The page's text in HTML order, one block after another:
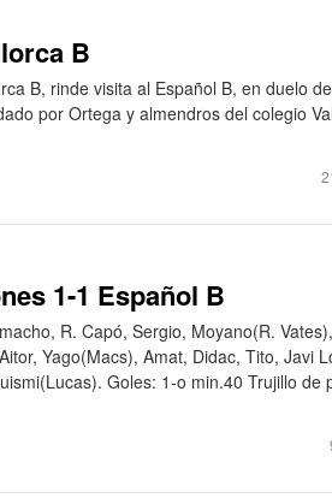
B
B, rinde visita al Español B, en duelo
por Ortega y almendros del colegio
1-1 Español B
R. Capó, Sergio, Moyano(R.
Yago(Macs), Amat, Didac, Tito, Javi
Goles: 1-o min.40 Trujillo de